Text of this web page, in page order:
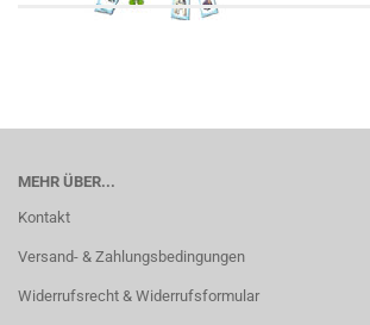
MEHR ÜBER...
Kontakt
Versand- & Zahlungsbedingungen
Widerrufsrecht & Widerrufsformular